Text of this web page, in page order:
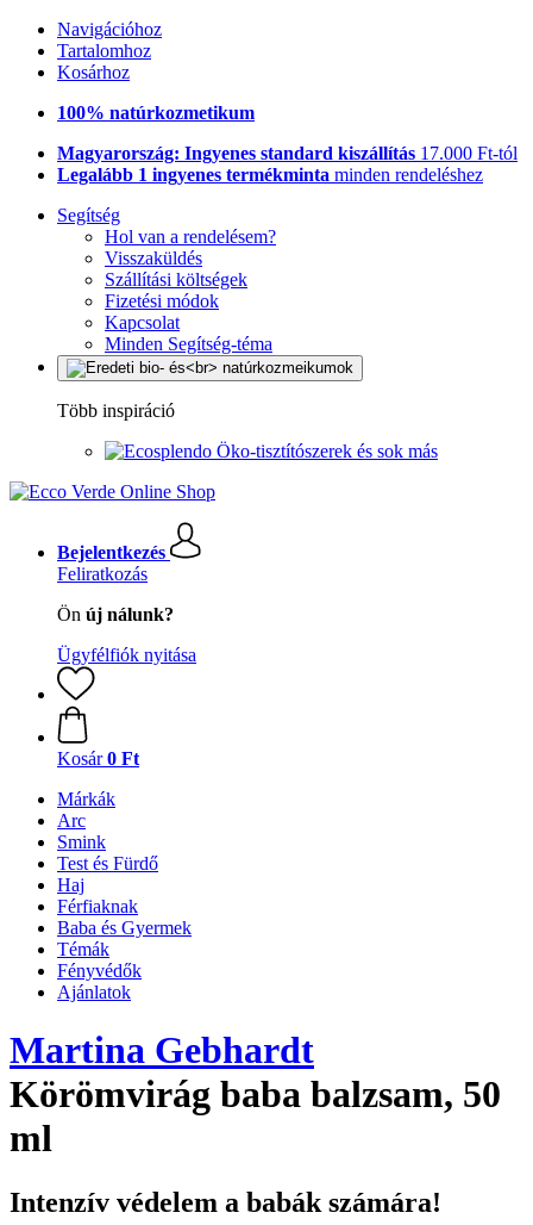
Navigációhoz
Tartalomhoz
Kosárhoz
100% natúrkozmetikum
Magyarország: Ingyenes standard kiszállítás 17.000 Ft-tól
Legalább 1 ingyenes termékminta minden rendeléshez
Segítség
Hol van a rendelésem?
Visszaküldés
Szállítási költségek
Fizetési módok
Kapcsolat
Minden Segítség-téma
Több inspiráció
Öko-tisztítószerek és sok más
Bejelentkezés
Feliratkozás
Ön új nálunk?
Ügyfélfiók nyitása
Kosár 0 Ft
Márkák
Arc
Smink
Test és Fürdő
Haj
Férfiaknak
Baba és Gyermek
Témák
Fényvédők
Ajánlatok
Martina Gebhardt
Körömvirág baba balzsam, 50
ml
Intenzív védelem a babák számára!